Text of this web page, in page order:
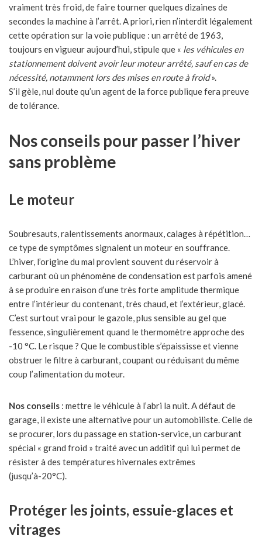
vraiment très froid, de faire tourner quelques dizaines de
secondes la machine à l’arrêt. A priori, rien n’interdit légalement
cette opération sur la voie publique : un arrêté de 1963,
toujours en vigueur aujourd’hui, stipule que « les véhicules en
stationnement doivent avoir leur moteur arrêté, sauf en cas de
nécessité, notamment lors des mises en route à froid».
S’il gèle, nul doute qu’un agent de la force publique fera preuve
de tolérance.
Nos conseils pour passer l’hiver
sans problème
Le moteur
Soubresauts, ralentissements anormaux, calages à répétition…
ce type de symptômes signalent un moteur en souffrance.
L’hiver, l’origine du mal provient souvent du réservoir à
carburant où un phénomène de condensation est parfois amené
à se produire en raison d’une très forte amplitude thermique
entre l’intérieur du contenant, très chaud, et l’extérieur, glacé.
C’est surtout vrai pour le gazole, plus sensible au gel que
l’essence, singulièrement quand le thermomètre approche des
-10 °C. Le risque ? Que le combustible s’épaississe et vienne
obstruer le filtre à carburant, coupant ou réduisant du même
coup l’alimentation du moteur.
Nos conseils : mettre le véhicule à l’abri la nuit. A défaut de
garage, il existe une alternative pour un automobiliste. Celle de
se procurer, lors du passage en station-service, un carburant
spécial « grand froid » traité avec un additif qui lui permet de
résister à des températures hivernales extrêmes
(jusqu’à-20°C).
Protéger les joints, essuie-glaces et
vitrages